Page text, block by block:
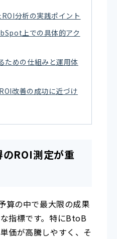
分析の実践ポイント
上での具体的アク
ための仕組みと運用体
改善の成功に近づけ
ROI測定が重
算の中で最大限の成果
指標です。特にBtoB
価が高騰しやすく、そ